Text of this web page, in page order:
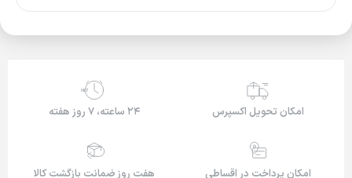
امکان تحویل اکسپرس
24/7
۲۴ ساعته، ۷ روز هفته
امکان پرداخت در اقساطی هفت روز ضمانت بازگشت کالا